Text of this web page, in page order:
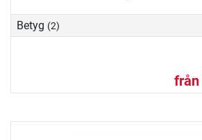
Betyg (2)
från